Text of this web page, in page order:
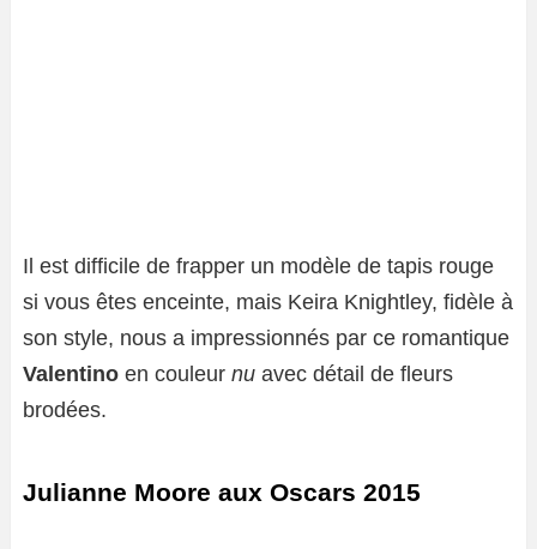
Il est difficile de frapper un modèle de tapis rouge
si vous êtes enceinte, mais Keira Knightley, fidèle à
son style, nous a impressionnés par ce romantique
Valentino en couleur nu avec détail de fleurs
brodées.
Julianne Moore aux Oscars 2015